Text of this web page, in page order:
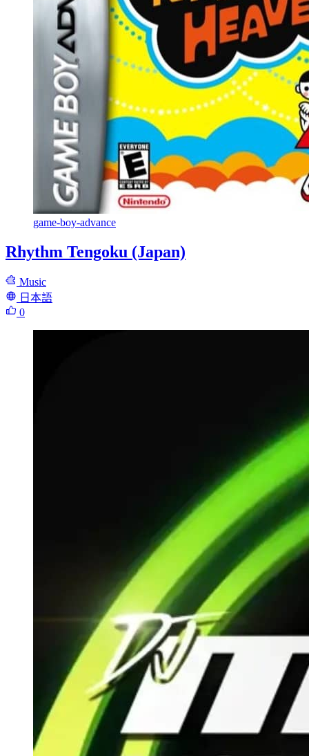
game-boy-advance
Rhythm Tengoku (Japan)
Music
日本語
0